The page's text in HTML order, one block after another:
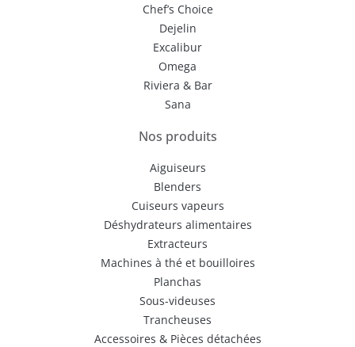
Chef’s Choice
Dejelin
Excalibur
Omega
Riviera & Bar
Sana
Nos produits
Aiguiseurs
Blenders
Cuiseurs vapeurs
Déshydrateurs alimentaires
Extracteurs
Machines à thé et bouilloires
Planchas
Sous-videuses
Trancheuses
Accessoires & Pièces détachées